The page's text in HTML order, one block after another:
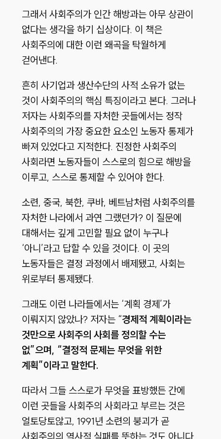
그래서 사회주의가 인간 해방과는 아무 상관이
없다는 생각을 하기 십상이다. 이 책은
사회주의에 대한 이런 왜곡을 탁월하게
걷어낸다.
흔히 사기업과 생산수단의 사적 소유가 없는
것이 사회주의의 핵심 특징이라고 본다. 그러나
저자는 사회주의를 자처한 곳들에서는 정작
사회주의의 가장 중요한 요소인 노동자 통제가
빠져 있었다고 지적한다. 진정한 사회주의
사회라면 노동자들이 스스로의 힘으로 해방을
이루고, 스스로 통제할 수 있어야 한다.
소련, 중국, 북한, 쿠바, 베트남처럼 사회주의를
자처한 나라에서 과연 그랬던가? 이 질문에
대해서는 깊게 고민할 필요 없이 누구나
‘아니’라고 답할 수 있을 것이다. 이 곳의
노동자들은 결정 과정에서 배제됐고, 사회는
위로부터 통제됐다.
그래도 이런 나라들에서는 ‘계획 경제’가
이뤄지지 않았나? 저자는 “경제적 계획이라는
것만으로 사회주의 사회를 정의할 수는
없”으며, “결정적 문제는 무엇을 위한
계획”이라고 말한다.
따라서 그들 스스로가 무엇을 표방했든 간에
이런 곳들을 사회주의 사회라고 부르는 것은
얼토당토않고, 1991년 소련의 붕괴가 곧
사회주의의 역사적 실패를 뜻하는 것도 아니다.